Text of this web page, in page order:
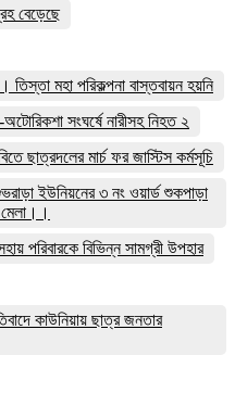
বেড়েছে
তিস্তা মহা পরিকল্পনা বাস্তবায়ন হয়নি
সংঘর্ষে নারীসহ নিহত ২
ছাত্রদলের মার্চ ফর জাস্টিস কর্মসূচি
ইউনিয়নের ৩ নং ওয়ার্ড শুকপাড়া
পরিবারকে বিভিন্ন সামগ্রী উপহার
কাউনিয়ায় ছাত্র জনতার